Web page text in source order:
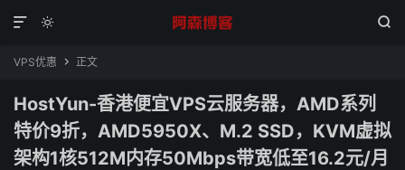
 

VPS优惠  正文
HostYun-香港便宜VPS云服务器，AMD系列
特价9折，AMD5950X、M.2 SSD，KVM虚拟
架构1核512M内存50Mbps带宽低至16.2元/月